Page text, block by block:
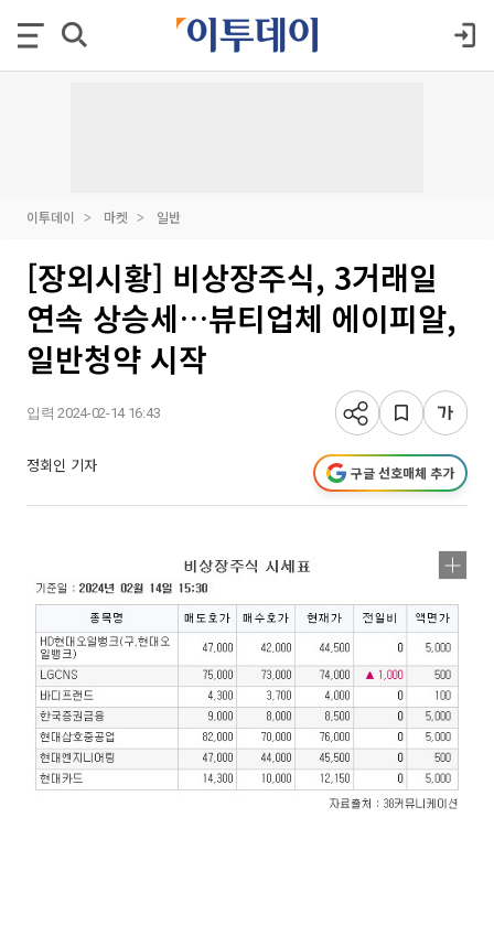
이투데이 마켓 일반
[장외시황] 비상장주식, 3거래일
연속 상승세…뷰티업체 에이피알,
일반청약 시작
입력 2024-02-14 16:43
정회인 기자 구글 선호매체 추가